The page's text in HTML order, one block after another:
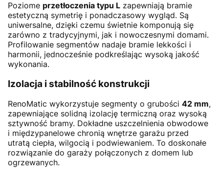
Poziome przetłoczenia typu L zapewniają bramie
estetyczną symetrię i ponadczasowy wygląd. Są
uniwersalne, dzięki czemu świetnie komponują się
zarówno z tradycyjnymi, jak i nowoczesnymi domami.
Profilowanie segmentów nadaje bramie lekkości i
harmonii, jednocześnie podkreślając wysoką jakość
wykonania.
Izolacja i stabilność konstrukcji
RenoMatic wykorzystuje segmenty o grubości 42 mm,
zapewniające solidną izolację termiczną oraz wysoką
sztywność bramy. Dokładne uszczelnienia obwodowe
i międzypanelowe chronią wnętrze garażu przed
utratą ciepła, wilgocią i podwiewaniem. To doskonałe
rozwiązanie do garaży połączonych z domem lub
ogrzewanych.